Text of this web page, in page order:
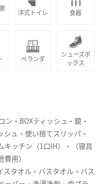
洋式トイレ 食器
ベランダ
シューズボ
ックス
・BOXティッシュ・鏡・
ュ・使い捨てスリッパ・
キッチン（1口IH）・（寝具
用）
タオル・バスタオル・バス